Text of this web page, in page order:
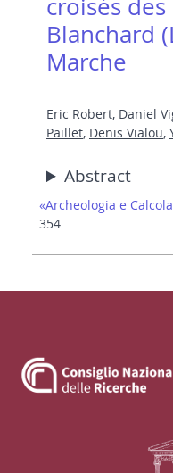
croisés
Blanchard
Marche
Eric Robert, Daniel
Paillet, Denis Vialou,
Abstract
«Archeologia e
354